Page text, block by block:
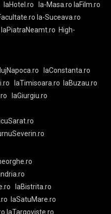
laHotel.ro la-Masa.ro laFilm.ro
la-Suceava.ro
laPiatraNeamt.ro High-
laConstanta.ro
laTimisoara.ro
laBuzau.ro
laGiurgiu.ro
laBistrita.ro
laSatuMare.ro
laTargoviste.ro